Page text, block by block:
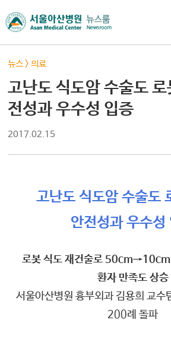
뉴스 >의료
고난도 식도암 수술도
전성과 우수성 입증
2017.02.15
고난도 식도암 수술도
안전성과 우수성
로봇 식도 재건술로
환자 만족도 상승
서울아산병원 흉부외과 김용희 교수
200례 돌파